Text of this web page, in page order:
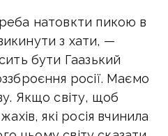
натовкти пикою в
викинути з хати, —
бути Гаазький
росії. Маємо
Якщо світу, щоб
які росія вчинила